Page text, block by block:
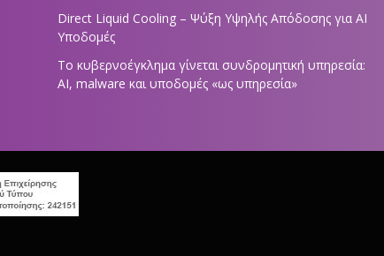
Direct Liquid Cooling – Ψύξη Υψηλής Απόδοσης για AI
Υποδομές
Το κυβερνοέγκλημα γίνεται συνδρομητική υπηρεσία:
AI, malware και υποδομές «ως υπηρεσία»